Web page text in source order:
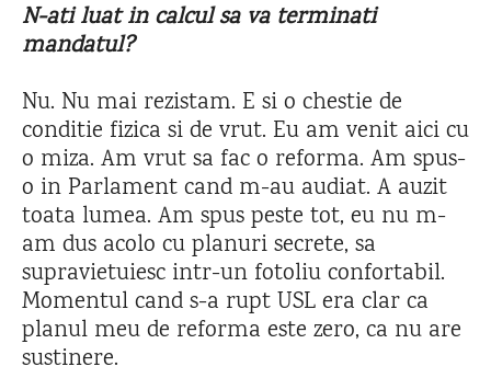
N-ati luat in calcul sa va terminati
mandatul?
Nu. Nu mai rezistam. E si o chestie de
conditie fizica si de vrut. Eu am venit aici cu
o miza. Am vrut sa fac o reforma. Am spus-
o in Parlament cand m-au audiat. A auzit
toata lumea. Am spus peste tot, eu nu m-
am dus acolo cu planuri secrete, sa
supravietuiesc intr-un fotoliu confortabil.
Momentul cand s-a rupt USL era clar ca
planul meu de reforma este zero, ca nu are
sustinere.